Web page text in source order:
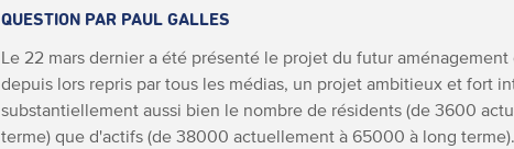
QUESTION PAR PAUL GALLES
Le 22 mars dernier a été présenté le projet du futur
depuis lors repris par tous les médias, un projet ambitieux et fort
substantiellement aussi bien le nombre de résidents (de 3600
terme) que d'actifs (de 38000 actuellement à 65000 à long